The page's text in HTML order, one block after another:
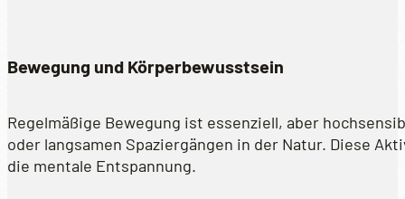
Bewegung und Körperbewusstsein
Regelmäßige Bewegung ist essenziell, aber
oder langsamen Spaziergängen in der Natur. Diese
die mentale Entspannung.